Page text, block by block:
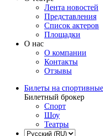
Лента новостей
Представления
Список актеров
Площадки
О нас
О компании
Контакты
Отзывы
Билеты на
Билетный брокер
Спорт
Шоу
Театры